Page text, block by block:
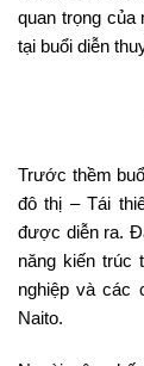
quan trọng
tại buổi diễn
Trước thềm
đô thị – Tái
được diễn ra.
năng kiến trúc
nghiệp và các
Naito.